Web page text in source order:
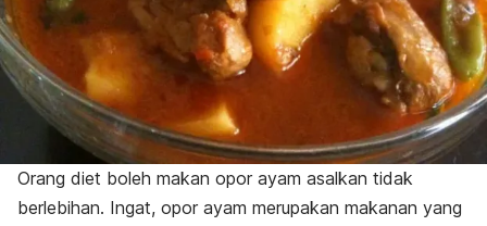
Orang diet boleh makan opor ayam asalkan tidak
berlebihan. Ingat, opor ayam merupakan makanan yang